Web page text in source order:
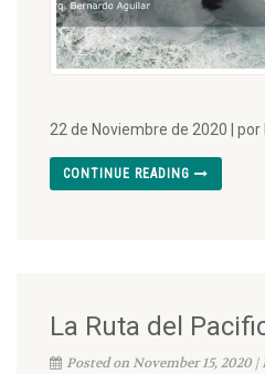
22 de Noviembre de 2020 |
CONTINUE READING
La Ruta del
Posted on November 15, 2020 |